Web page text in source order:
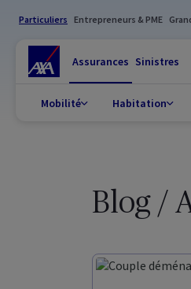
Particuliers Entrepreneurs & PME
Assurances Sinistres
Mobilité Habitation
Blog /